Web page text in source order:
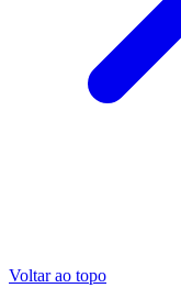
Voltar ao topo